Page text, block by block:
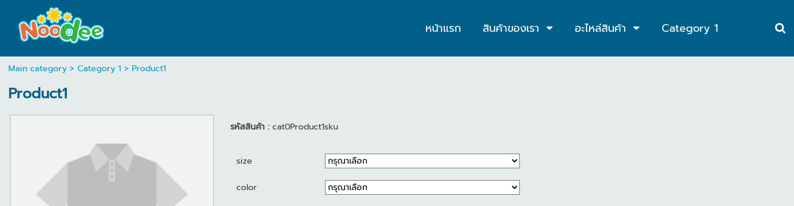
หน้าแรก สินค้าของเรา อะไหล่สินค้า Category 1
Main category> Category 1> Product1
Product1
รหัสสินค้า : cat0Product1sku
size
color